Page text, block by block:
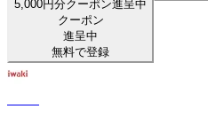
5,000円分クーポン進呈中
クーポン
進呈中
無料で登録